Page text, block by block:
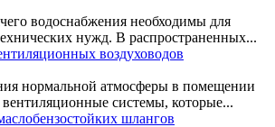
водоснабжения необходимы для
нужд. В распространенных...
воздуховодов
нормальной атмосферы в помещении
вентиляционные системы, которые...
шлангов